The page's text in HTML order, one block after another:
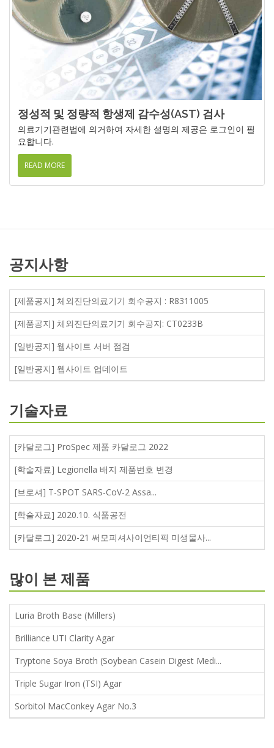
정성적 및 정량적 항생제 감수성(AST) 검사
의료기기관련법에 의거하여 자세한 설명의 제공은 로그인이 필
요합니다.
READ MORE
공지사항
[제품공지] 체외진단의료기기 회수공지 : R8311005
[제품공지] 체외진단의료기기 회수공지: CT0233B
[일반공지] 웹사이트 서버 점검
[일반공지] 웹사이트 업데이트
기술자료
[카달로그] ProSpec 제품 카달로그 2022
[학술자료] Legionella 배지 제품번호 변경
[브로셔] T-SPOT SARS-CoV-2 Assa...
[학술자료] 2020.10. 식품공전
[카달로그] 2020-21 써모피셔사이언티픽 미생물사...
많이 본 제품
Luria Broth Base (Millers)
Brilliance UTI Clarity Agar
Tryptone Soya Broth (Soybean Casein Digest Medi...
Triple Sugar Iron (TSI) Agar
Sorbitol MacConkey Agar No.3